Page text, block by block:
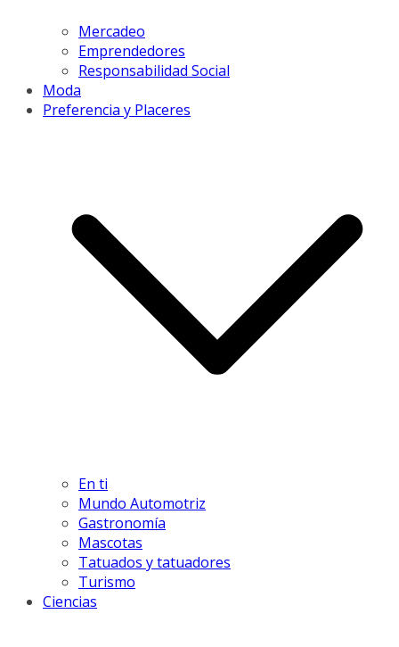
Mercadeo
Emprendedores
Responsabilidad Social
Moda
Preferencia y Placeres
En ti
Mundo Automotriz
Gastronomía
Mascotas
Tatuados y tatuadores
Turismo
Ciencias